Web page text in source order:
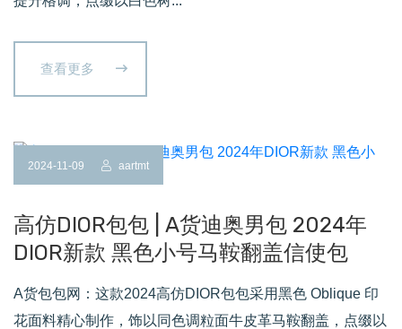
查看更多
2024-11-09 aartmt
高仿DIOR包包 | A货迪奥男包 2024年
DIOR新款 黑色小号马鞍翻盖信使包
A货包包网：这款2024高仿DIOR包包采用黑色 Oblique 印
花面料精心制作，饰以同色调粒面牛皮革马鞍翻盖，点缀以